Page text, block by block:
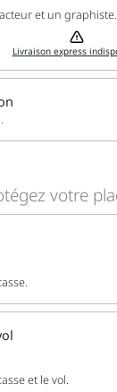
et un graphiste.
Livraison express
votre
et le vol.